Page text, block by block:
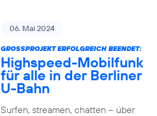
06. Mai 2024
GROSSPROJEKT ERFOLGREICH BEENDET:
Highspeed-Mobilfunk
für alle in der Berliner
U-Bahn
Surfen, streamen, chatten – über